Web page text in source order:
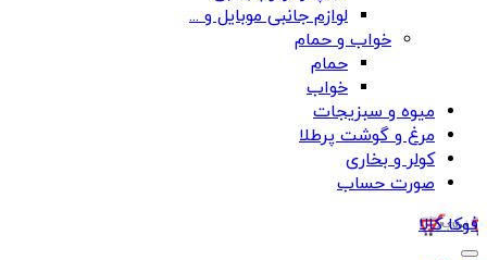
لوازم جانبی موبایل و ...
خواب و حمام
حمام
خواب
میوه و سبزیجات
مرغ و گوشت پرطلا
کولر و بخاری
صورت حساب
فوکا کالا